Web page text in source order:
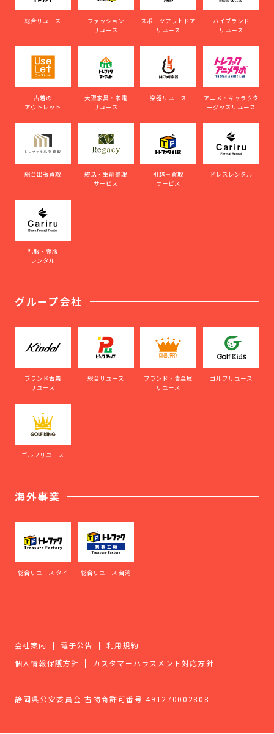
総合リユース
ファッション
リユース
スポーツアウトドア
リユース
ハイブランド
リユース
古着の
アウトレット
大型家具・家電
リユース
楽器リユース
アニメ・キャラクタ
ーグッズリユース
総合出張買取
終活・生前整理
サービス
引越＋買取
サービス
ドレスレンタル
礼服・喪服
レンタル
グループ会社
ブランド古着
リユース
総合リユース
ブランド・貴金属
リユース
ゴルフリユース
ゴルフリユース
海外事業
総合リユース タイ 総合リユース 台湾
会社案内 電子公告
利用規約
個人情報保護方針
カスタマーハラスメント対応方針
静岡県公安委員会 古物商許可番号 491270002808